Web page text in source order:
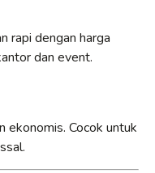
rapi dengan harga
dan event.
ekonomis. Cocok untuk